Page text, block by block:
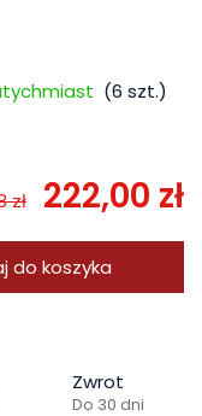
(6 szt.)
zł 222,00 zł
do koszyka
Zwrot
Do 30 dni